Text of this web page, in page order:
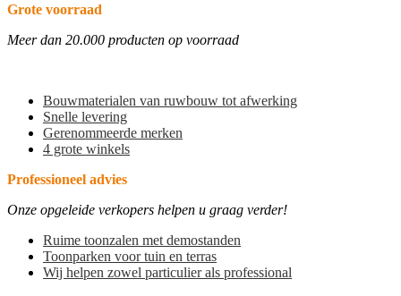
Grote voorraad
Meer dan 20.000 producten op voorraad
Bouwmaterialen van ruwbouw tot afwerking
Snelle levering
Gerenommeerde merken
4 grote winkels
Professioneel advies
Onze opgeleide verkopers helpen u graag verder!
Ruime toonzalen met demostanden
Toonparken voor tuin en terras
Wij helpen zowel particulier als professional